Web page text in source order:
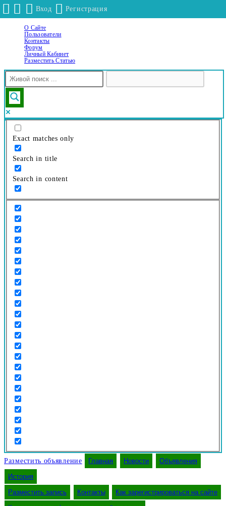
Перейти
содержимому
О Сайте
Пользователи
Контакты
Форум
Личный Кабинет
Разместить Статью
Exact matches only
Search in title
Search in content
Разместить объявление Главная Новости Объявления
История
Разместить запись Контакты Как зарегистрироваться на сайте
Вход Регистрация